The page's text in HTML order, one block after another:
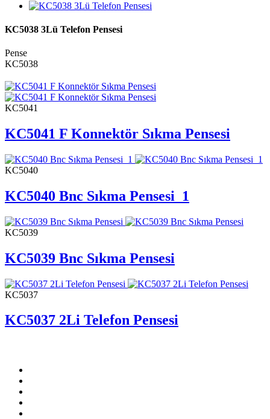
KC5038 3Lü Telefon Pensesi
Pense
KC5038
KC5041
KC5041 F Konnektör Sıkma Pensesi
KC5040
KC5040 Bnc Sıkma Pensesi_1
KC5039
KC5039 Bnc Sıkma Pensesi
KC5037
KC5037 2Li Telefon Pensesi